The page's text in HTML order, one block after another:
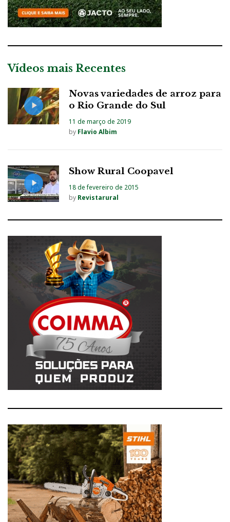
Vídeos mais Recentes
Novas variedades de arroz para
o Rio Grande do Sul
11 de março de 2019
by Flavio Albim
Show Rural Coopavel
18 de fevereiro de 2015
by Revistarural